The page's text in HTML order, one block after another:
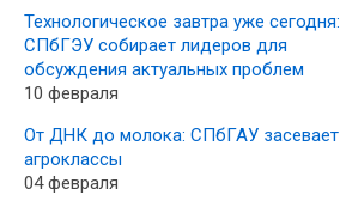
Технологическое завтра уже сегодня:
СПбГЭУ собирает лидеров для
обсуждения актуальных проблем
10 февраля
От ДНК до молока: СПбГАУ засевает
агроклассы
04 февраля